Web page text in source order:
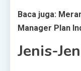
Baca juga:
Manager Plan
Jenis-